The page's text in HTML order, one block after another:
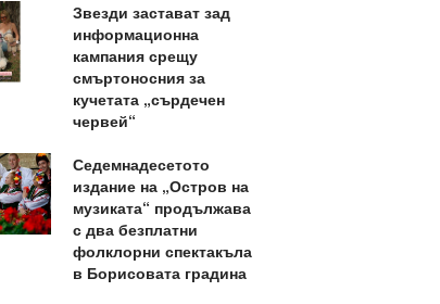
Звезди застават зад
информационна
кампания срещу
смъртоносния за
кучетата „сърдечен
червей“
Седемнадесетото
издание на „Остров на
музиката“ продължава
с два безплатни
фолклорни спектакъла
в Борисовата градина